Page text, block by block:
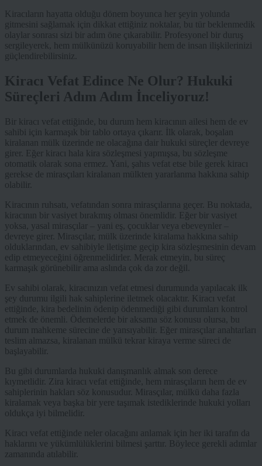
Kiracıların hayatta olduğu dönem boyunca her şeyin yolunda
gitmesini sağlamak için dikkat ettiğiniz noktalar, bu tür beklenmedik
olaylar sonrası sizi bir adım öne çıkarabilir. Profesyonel bir duruş
sergileyerek, hem mülkünüzü koruyabilir hem de insan ilişkilerinizi
güçlendirebilirsiniz.
Kiracı Vefat Edince Ne Olur? Hukuki
Süreçleri Adım Adım İnceliyoruz!
Bir kiracı vefat ettiğinde, bu durum hem kiracının ailesi hem de ev
sahibi için karmaşık bir tablo ortaya çıkarır. İlk olarak, boşalan
kiralanan mülk üzerinde ne olacağına dair hukuki süreçler devreye
girer. Eğer kiracı hala kira sözleşmesi yapmışsa, bu sözleşme
otomatik olarak sona ermez. Yani, şahıs vefat etse bile gerek kiracı
gerekse de mirasçıları kiralanan mülkten yararlanma hakkına sahip
olabilir.
Kiracının ruhsatı, vefatından sonra mirasçılarına geçer. Bu noktada,
kiracının bir vasiyet bırakmış olması önemlidir. Eğer bir vasiyet
yoksa, yasal mirasçılar – yani eş, çocuklar veya ebeveynler –
devreye girer. Mirasçılar, mülk üzerinde kiralama hakkına sahip
olduklarından, ev sahibiyle iletişime geçip kira sözleşmesinin devam
edip etmeyeceğini öğrenmelidirler. Merak etmeyin, bu süreç
karmaşık görünebilir ama aslında çok da zor değil.
Ev sahibi olarak, kiracınızın vefat etmesi durumunda yapılacak ilk
şey durumu ilgili hak sahiplerine iletmek olacaktır. Kiracı vefat
ettiğinde, kira bedelinin ödenip ödenmediği gibi durumları kontrol
etmek de önemli. Ödemelerde bir aksama söz konusu olursa, bu
durum mahkeme sürecine de yansıyabilir. Eğer mirasçılar anahtarları
teslim almazsa, kiralanan mülkü tekrar kiraya verme süreci de
başlayabilir.
Bu gibi durumlarda hukuki danışmanlık almak son derece
kıymetlidir. Zira kiracı vefat ettiğinde, hem mirasçıların hem de ev
sahiplerinin hakları söz konusudur. Mirasçılar, mülkü daha fazla
kiralamak veya başka bir yere taşımak istediklerinde hukuki yolları
oldukça iyi bilmelidir.
Kiracı vefat ettiğinde neler olacağını anlamak için her iki tarafın da
haklarını ve yükümlülüklerini bilmesi şarttır. Böylece gerekli adımlar
zamanında atılabilir.